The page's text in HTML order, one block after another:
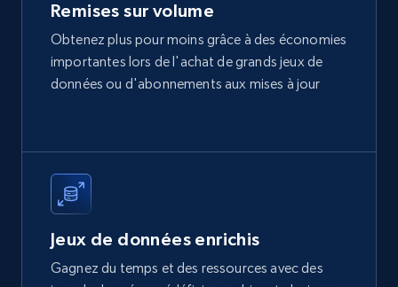
Amazon best seller products
Title, Seller name, Brand, Description, Initial
price, Final price, Final price high, Currency, and
eCommerce
1.7K+
Remises sur volume
Obtenez plus pour moins grâce à des économies
importantes lors de l'achat de grands jeux de
données ou d'abonnements aux mises à jour
Jeux de données enrichis
Gagnez du temps et des ressources avec des